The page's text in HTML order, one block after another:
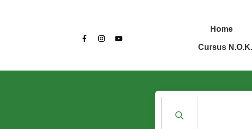
Home
Cursus